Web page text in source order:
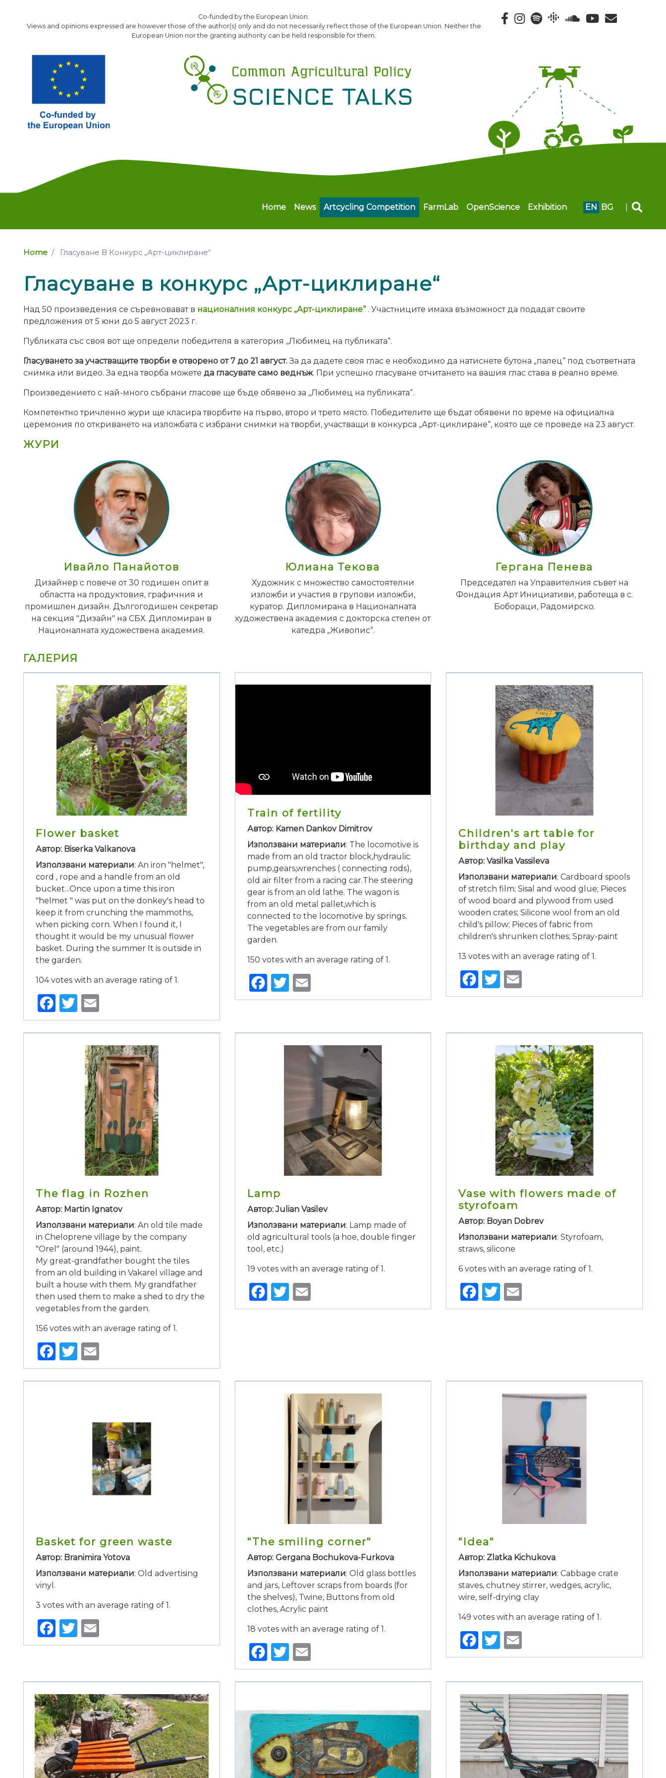
main
Co-funded by the European Union.
Views and opinions expressed are however those of the author(s) only and do not necessarily reflect those of the European Union. Neither the
European Union nor the granting authority can be held responsible for them.
Main navigation
Home News Artcycling Competition FarmLab OpenScience Exhibition EN BG
Home Гласуване В Конкурс „Арт-циклиране“
Гласуване в конкурс „Арт-циклиране“
Над 50 произведения се съревновават в националния конкурс „Арт-циклиране“ . Участниците имаха възможност да подадат своите
предложения от 5 юни до 5 август 2023 г.
Публиката със своя вот ще определи победителя в категория „Любимец на публиката“.
Гласуването за участващите творби е отворено от 7 до 21 август.За да дадете своя глас е необходимо да натиснете бутона „палец“ под съответната
снимка или видео. За една творба можете да гласувате само веднъж. При успешно гласуване отчитането на вашия глас става в реално време.
Произведението с най-много събрани гласове ще бъде обявено за „Любимец на публиката“.
Компетентно тричленно жури ще класира творбите на първо, второ и трето място. Победителите ще бъдат обявени по време на официална
церемония по откриването на изложбата с избрани снимки на творби, участващи в конкурса „Арт-циклиране“, която ще се проведе на 23 август.
ЖУРИ
Ивайло Панайотов
Дизайнер с повече от 30 годишен опит в
областта на продуктовия, графичния и
промишлен дизайн. Дългогодишен секретар
на секция "Дизайн" на СБХ. Дипломиран в
Националната художествена академия.
Юлиана Текова
Художник с множество самостоятелни
изложби и участия в групови изложби,
куратор. Дипломирана в Националната
художествена академия с докторска степен от
катедра „Живопис“.
Гергана Пенева
Председател на Управителния съвет на
Фондация Арт Инициативи, работеща в с.
Бобораци, Радомирско.
ГАЛЕРИЯ
Flower basket
Автор: Biserka Valkanova
Използвани материали: An iron "helmet",
cord , rope and a handle from an old
bucket...Once upon a time this iron
"helmet " was put on the donkey's head to
keep it from crunching the mammoths,
when picking corn. When I found it, I
thought it would be my unusual flower
basket. During the summer It is outside in
the garden.
104 votes with an average rating of 1.
Facebook
Twitter
Train of fertility
Автор: Kamen Dankov Dimitrov
Използвани материали: The locomotive is
made from an old tractor block,hydraulic
pump,gears,wrenches ( connecting rods),
old air filter from a racing car.The steering
gear is from an old lathe. The wagon is
from an old metal pallet,which is
connected to the locomotive by springs.
The vegetables are from our family
garden.
150 votes with an average rating of 1.
Facebook
Twitter
Children's art table for
birthday and play
Автор: Vasilka Vassileva
Използвани материали: Cardboard spools
of stretch film; Sisal and wood glue; Pieces
of wood board and plywood from used
wooden crates; Silicone wool from an old
child's pillow; Pieces of fabric from
children's shrunken clothes; Spray-paint
13 votes with an average rating of 1.
Facebook
Twitter
The flag in Rozhen
Автор: Martin Ignatov
Използвани материали: An old tile made
in Cheloprene village by the company
"Orel" (around 1944), paint.
My great-grandfather bought the tiles
from an old building in Vakarel village and
built a house with them. My grandfather
then used them to make a shed to dry the
vegetables from the garden.
156 votes with an average rating of 1.
Facebook
Twitter
Lamp
Автор: Julian Vasilev
Използвани материали: Lamp made of
old agricultural tools (a hoe, double finger
tool, etc.)
19 votes with an average rating of 1.
Facebook
Twitter
Vase with flowers made of
styrofoam
Автор: Boyan Dobrev
Използвани материали: Styrofoam,
straws, silicone
6 votes with an average rating of 1.
Facebook
Twitter
Basket for green waste
Автор: Branimira Yotova
Използвани материали: Old advertising
vinyl.
3 votes with an average rating of 1.
Facebook
Twitter
"The smiling corner"
Автор: Gergana Bochukova-Furkova
Използвани материали: Old glass bottles
and jars, Leftover scraps from boards (for
the shelves), Twine, Buttons from old
clothes, Acrylic paint
18 votes with an average rating of 1.
Facebook
Twitter
"Idea"
Автор: Zlatka Kichukova
Използвани материали: Cabbage crate
staves, chutney stirrer, wedges, acrylic,
wire, self-drying clay
149 votes with an average rating of 1.
Facebook
Twitter